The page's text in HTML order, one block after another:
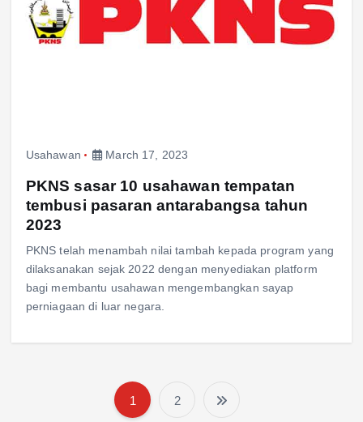
Usahawan March 17, 2023
PKNS sasar 10 usahawan tempatan
tembusi pasaran antarabangsa tahun
2023
PKNS telah menambah nilai tambah kepada program yang
dilaksanakan sejak 2022 dengan menyediakan platform
bagi membantu usahawan mengembangkan sayap
perniagaan di luar negara.
1 2